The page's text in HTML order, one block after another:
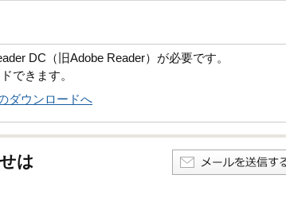
DC（旧Adobe Reader）が必要です。
できます。
ダウンロードへ
は